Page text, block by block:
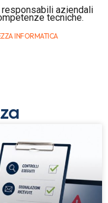
aziendali
tecniche.
INFORMATICA